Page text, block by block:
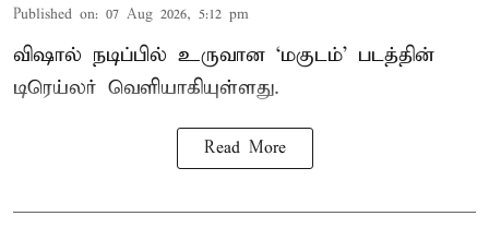
Published on: 07 Aug 2026, 5:12 pm
விஷால் நடிப்பில் உருவான ‘மகுடம்’ படத்தின்
டிரெய்லர் வெளியாகியுள்ளது.
Read More